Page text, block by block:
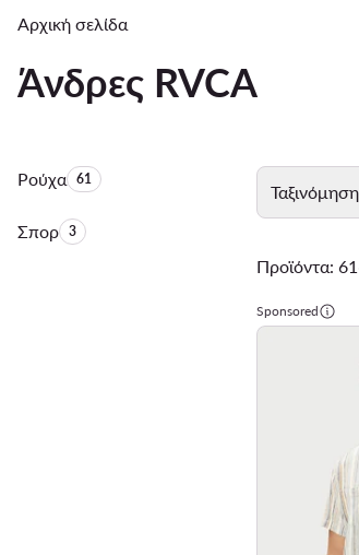
Αρχική σελίδα
Άνδρες RVCA
ΡούχαΑριθμός προϊόντων:
61
ΣπορΑριθμός προϊόντων:
3
Ταξινόμηση
Προϊόντα: 61
Sponsored